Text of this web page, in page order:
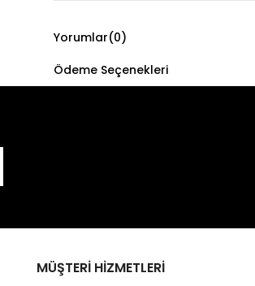
Yorumlar(0)
Ödeme Seçenekleri
MÜŞTERİ HİZMETLERİ